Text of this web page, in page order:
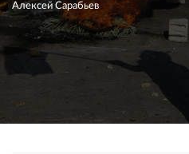
Алексей Сарабьев